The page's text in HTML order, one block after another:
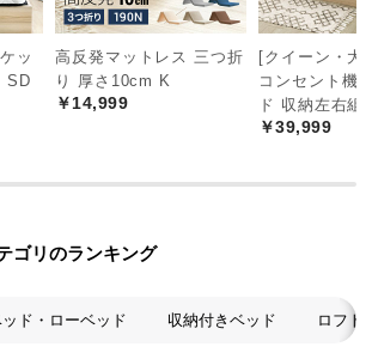
ッ
SD
高反発マットレス 三つ折
り 厚さ10cm K
￥14,999
[クイーン・大
コンセント機
ド 収納左右組
￥39,999
ゴリのランキング
ド・ローベッド 収納付きベッド ロフト